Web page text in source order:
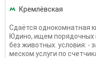
Кремлёвская
Сдаётся однокомнатная
Юдино, ищем порядочных
без животных. условия: -
меском.услуги по